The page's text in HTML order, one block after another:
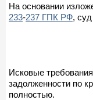
На основании
233-237 ГПК РФ, суд
Исковые
задолженности по
полностью.